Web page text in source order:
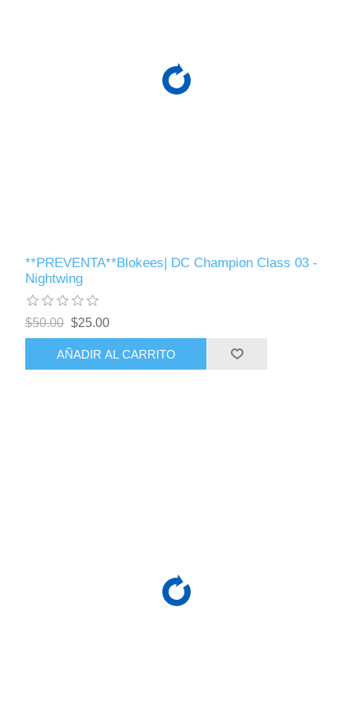
**PREVENTA**Blokees| DC Champion Class 03 -
Nightwing
$50.00 $25.00
AÑADIR AL CARRITO